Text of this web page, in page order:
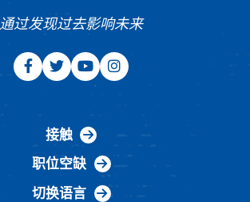
通过发现过去影响未来
接触
职位空缺
切换语言